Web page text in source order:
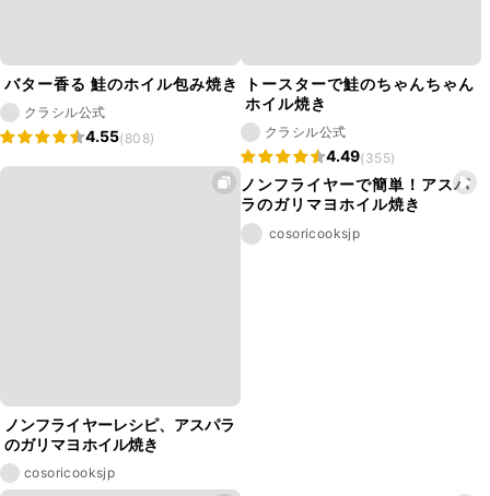
バター香る 鮭のホイル包み焼き
クラシル公式
4.55(808)
トースターで鮭のちゃんちゃん
ホイル焼き
クラシル公式
4.49(355)
ノンフライヤーレシピ、アスパラ
のガリマヨホイル焼き
cosoricooksjp
ノンフライヤーで簡単！アスパ
ラのガリマヨホイル焼き
cosoricooksjp